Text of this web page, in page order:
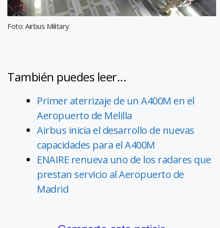
Foto: Airbus Military
También puedes leer...
Primer aterrizaje de un A400M en el
Aeropuerto de Melilla
Airbus inicia el desarrollo de nuevas
capacidades para el A400M
ENAIRE renueva uno de los radares que
prestan servicio al Aeropuerto de
Madrid